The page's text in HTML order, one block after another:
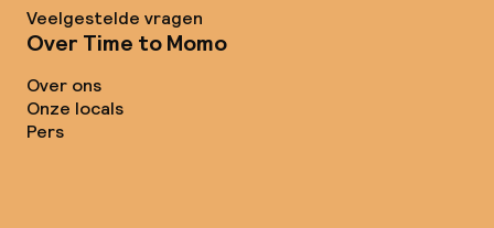
Veelgestelde vragen
Over Time to Momo
Over ons
Onze locals
Pers